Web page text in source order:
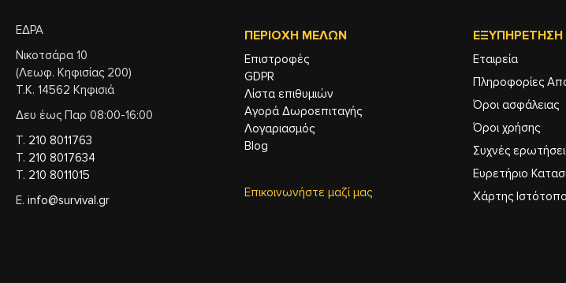
ΕΔΡΑ
Νικοτσάρα 10
(Λεωφ. Κηφισίας 200)
Τ.Κ. 14562 Κηφισιά
Δευ έως Παρ 08:00-16:00
Τ. 210 8011763
Τ. 210 8017634
Τ. 210 8011015
Ε. info@survival.gr
ΠΕΡΙΟΧΉ ΜΕΛΏΝ
Επιστροφές
GDPR
Λίστα επιθυμιών
Αγορά Δωροεπιταγής
Λογαριασμός
Blog
Επικοινωνήστε μαζί μας
Εταιρεία
Πληροφορίες
Όροι ασφάλειας
Όροι χρήσης
Συχνές
Ευρετήριο
Χάρτης